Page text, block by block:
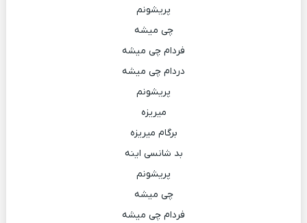
پریشونم
چی میشه
فردام چی میشه
دردام چی میشه
پریشونم
میریزه
برگام میریزه
بد شانسی اینه
پریشونم
چی میشه
فردام چی میشه